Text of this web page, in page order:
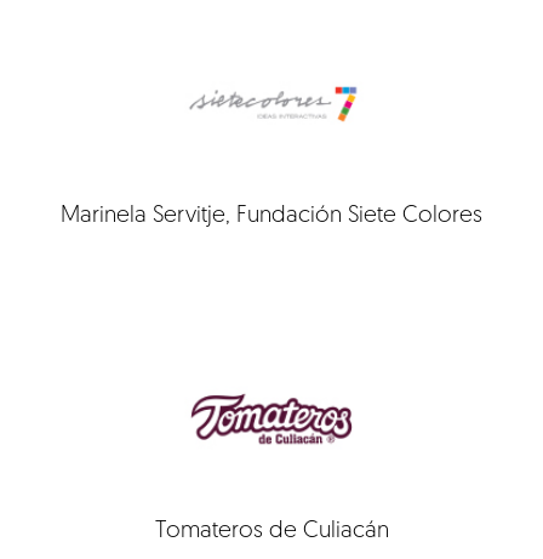
Marinela Servitje, Fundación Siete Colores
Tomateros de Culiacán